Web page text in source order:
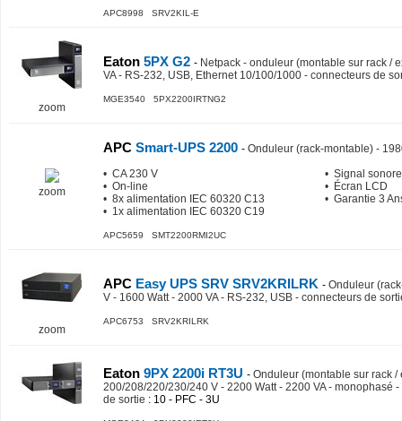
APC8998 SRV2KIL-E
zoom
Eaton 5PX G2 - Netpack - onduleur (montable sur rack /
VA - RS-232, USB, Ethernet 10/100/1000 - connecteurs de
MGE3540 5PX2200IRTNG2
zoom
APC Smart-UPS 2200 - Onduleur (rack-montable) -
• CA 230 V
• On-line
• 8x alimentation IEC 60320 C13
• 1x alimentation IEC 60320 C19
• Signal sonore
• Écran LCD
• Garantie 3
APC5659 SMT2200RMI2UC
zoom
APC Easy UPS SRV SRV2KRILRK - Onduleur
V - 1600 Watt - 2000 VA - RS-232, USB - connecteurs de
APC6753 SRV2KRILRK
Eaton 9PX 2200i RT3U - Onduleur (montable sur rack /
200/208/220/230/240 V - 2200 Watt - 2200 VA - monophasé
de sortie : 10 - PFC - 3U